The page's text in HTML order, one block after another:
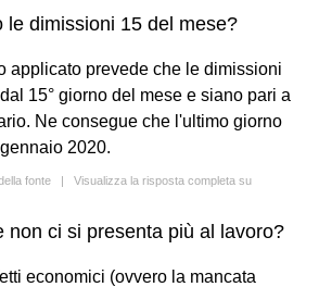
le dimissioni 15 del mese?
applicato prevede che le dimissioni
15° giorno del mese e siano pari a
Ne consegue che l'ultimo giorno
2020.
fonte | Visualizza la risposta completa su
non ci si presenta più al lavoro?
economici (ovvero la mancata